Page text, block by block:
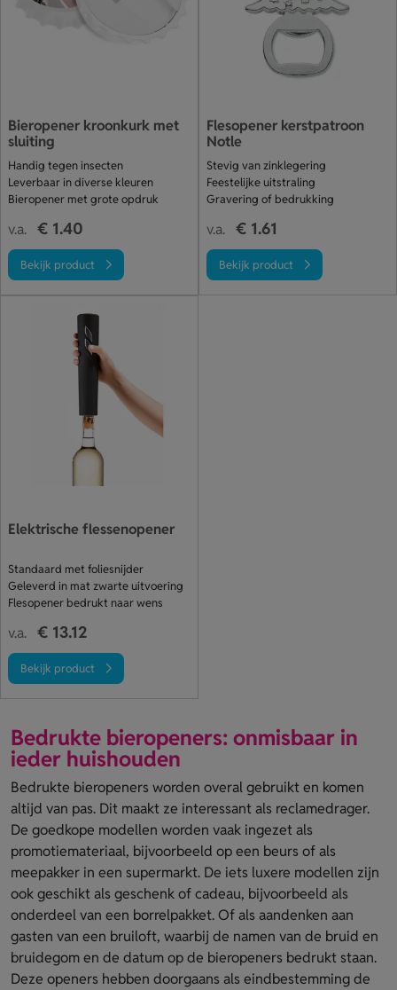
Bieropener kroonkurk met
sluiting
Handig tegen insecten
Leverbaar in diverse kleuren
Bieropener met grote opdruk
v.a. € 1.40
Bekijk product
Flesopener kerstpatroon
Notle
Stevig van zinklegering
Feestelijke uitstraling
Gravering of bedrukking
v.a. € 1.61
Bekijk product
Elektrische flessenopener
Standaard met foliesnijder
Geleverd in mat zwarte uitvoering
Flesopener bedrukt naar wens
v.a. € 13.12
Bekijk product
Bedrukte bieropeners: onmisbaar in
ieder huishouden
Bedrukte bieropeners worden overal gebruikt en komen
altijd van pas. Dit maakt ze interessant als reclamedrager.
De goedkope modellen worden vaak ingezet als
promotiemateriaal, bijvoorbeeld op een beurs of als
meepakker in een supermarkt. De iets luxere modellen zijn
ook geschikt als geschenk of cadeau, bijvoorbeeld als
onderdeel van een borrelpakket. Of als aandenken aan
gasten van een bruiloft, waarbij de namen van de bruid en
bruidegom en de datum op de bieropeners bedrukt staan.
Deze openers hebben doorgaans als eindbestemming de